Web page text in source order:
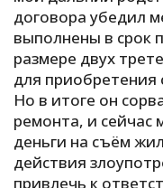
М
Н
договора убедил
выполнены в срок
размере двух
для приобретения
Но в итоге он
ремонта, и сейчас
деньги на съём
действия
привлечь к